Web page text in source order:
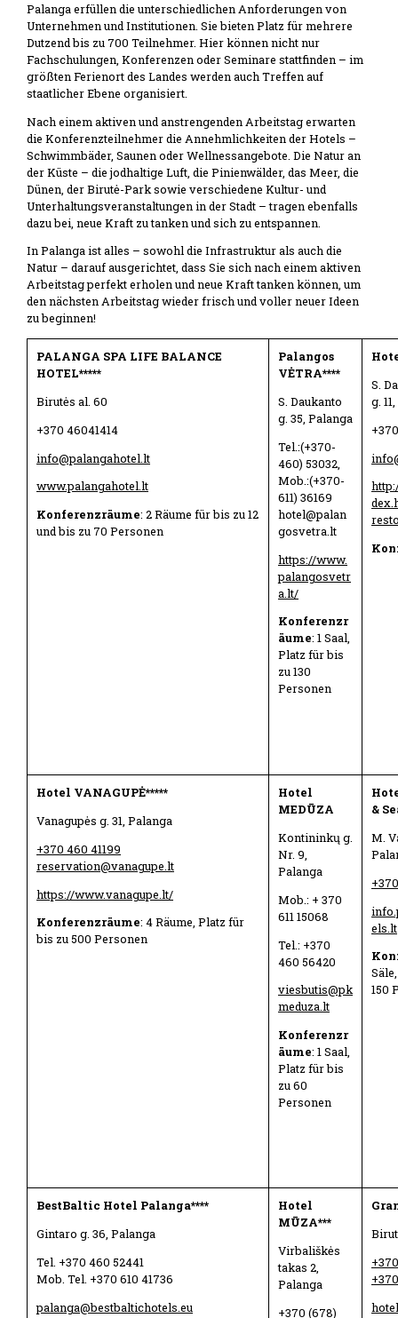
Palanga erfüllen die unterschiedlichen Anforderungen von
Unternehmen und Institutionen. Sie bieten Platz für mehrere
Dutzend bis zu 700 Teilnehmer. Hier können nicht nur
Fachschulungen, Konferenzen oder Seminare stattfinden – im
größten Ferienort des Landes werden auch Treffen auf
staatlicher Ebene organisiert.
Nach einem aktiven und anstrengenden Arbeitstag erwarten
die Konferenzteilnehmer die Annehmlichkeiten der Hotels –
Schwimmbäder, Saunen oder Wellnessangebote. Die Natur an
der Küste – die jodhaltige Luft, die Pinienwälder, das Meer, die
Dünen, der Birutė-Park sowie verschiedene Kultur- und
Unterhaltungsveranstaltungen in der Stadt – tragen ebenfalls
dazu bei, neue Kraft zu tanken und sich zu entspannen.
In Palanga ist alles – sowohl die Infrastruktur als auch die
Natur – darauf ausgerichtet, dass Sie sich nach einem aktiven
Arbeitstag perfekt erholen und neue Kraft tanken können, um
den nächsten Arbeitstag wieder frisch und voller neuer Ideen
zu beginnen!
PALANGA SPA LIFE BALANCE
HOTEL*****
Birutės al. 60
+370 46041414
info@palangahotel.lt
www.palangahotel.lt
Konferenzräume: 2 Räume für bis zu 12
und bis zu 70 Personen
Palangos
VĖTRA****
S. Daukanto
g. 35, Palanga
Tel.:(+370-
460) 53032,
Mob.:(+370-
611) 36169
hotel@palan
gosvetra.lt
https://www.
palangosvetr
a.lt/
Konferenzr
äume: 1 Saal,
Platz für bis
zu 130
Personen
S.
g.
Hotel VANAGUPĖ*****
Vanagupės g. 31, Palanga
+370 460 41199
reservation@vanagupe.lt
https://www.vanagupe.lt/
Konferenzräume: 4 Räume, Platz für
bis zu 500 Personen
Hotel
MEDŪZA
Kontininkų g.
Nr. 9,
Palanga
Mob.: + 370
611 15068
Tel.: +370
460 56420
viesbutis@pk
meduza.lt
Konferenzr
äume: 1 Saal,
Platz für bis
zu 60
Personen
&
M.
els.lt
150
BestBaltic Hotel Palanga****
Gintaro g. 36, Palanga
Tel. +370 460 52441
Mob. Tel. +370 610 41736
palanga@bestbaltichotels.eu
Hotel
MŪZA***
Virbališkės
takas 2,
Palanga
+370 (678)